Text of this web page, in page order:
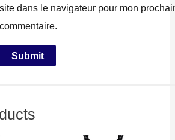
site dans le navigateur pour mon
commentaire.